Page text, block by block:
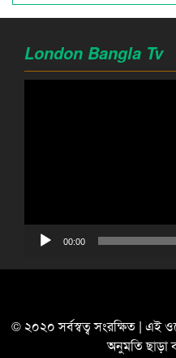
London Bangla Tv
00:00
© ২০২০ সর্বস্বত্ব সংরক্ষিত | এই
অনুমতি ছাড়া